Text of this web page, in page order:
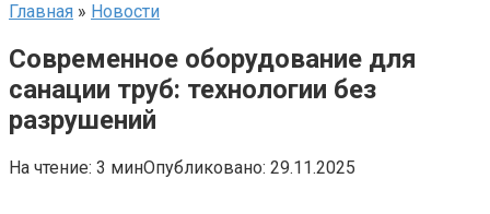
Главная » Новости
Современное оборудование для
санации труб: технологии без
разрушений
На чтение: 3 минОпубликовано: 29.11.2025